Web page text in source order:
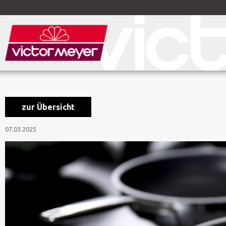
zur Übersicht
07.03.2025